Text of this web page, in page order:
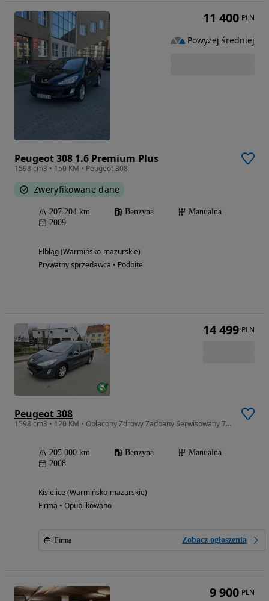
Peugeot 308 1.6 Premium Plus
1598 cm3 • 150 KM • Peugeot 308
Zweryfikowane dane
207 204 km Benzyna
Manualna
2009
Elbląg (Warmińsko-mazurskie)
Prywatny sprzedawca • Podbite
11 400 PLN
Powyżej średniej
Peugeot 308
1598 cm3 • 120 KM • Opłacony Zdrowy Zadbany Serwisowany 7 Osobowy Po Serwisie
205 000 km Benzyna
Manualna
2008
Kisielice (Warmińsko-mazurskie)
Firma • Opublikowano
Firma Zobacz ogłoszenia
14 499 PLN
9 900 PLN